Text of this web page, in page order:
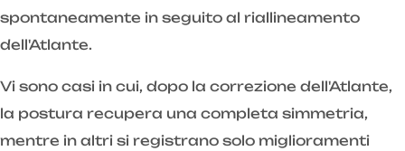
spontaneamente in seguito al riallineamento
dell'Atlante.
Vi sono casi in cui, dopo la correzione dell'Atlante,
la postura recupera una completa simmetria,
mentre in altri si registrano solo miglioramenti